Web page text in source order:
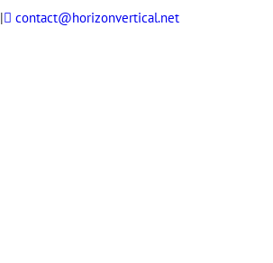
| contact@horizonvertical.net